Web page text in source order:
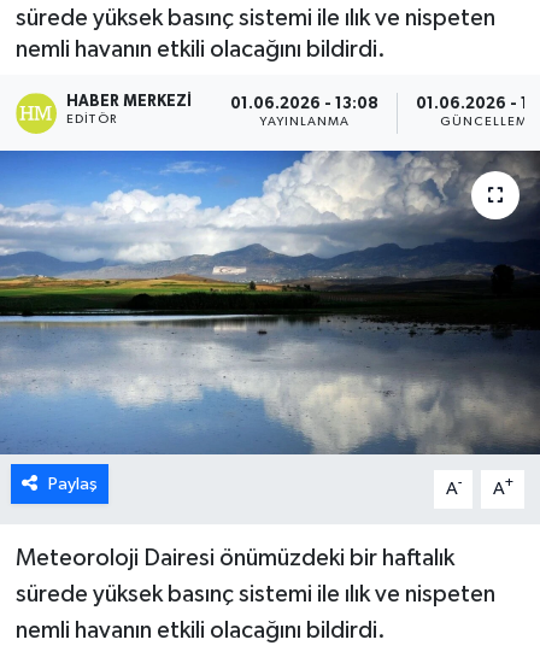
sürede yüksek basınç sistemi ile ılık ve nispeten
nemli havanın etkili olacağını bildirdi.
HABER MERKEZI
EDITÖR
01.06.2026 - 13:08
YAYINLANMA
01.06.2026 -
GÜNCELLEME
Paylaş A- A+
Meteoroloji Dairesi önümüzdeki bir haftalık
sürede yüksek basınç sistemi ile ılık ve nispeten
nemli havanın etkili olacağını bildirdi.
DÜNYA
ENGLISH
ESENTEPE
GAZİMAĞUSA
GİRNE
GÜNDEM
İÇ HABERLER
KÜLTÜR SANAT
Son Dakika Haberleri